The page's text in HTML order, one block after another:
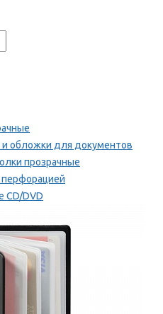
обложки для документов
прозрачные
CD/DVD